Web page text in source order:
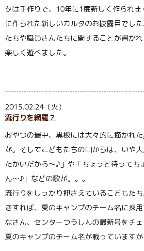
タは手作りで、10年に1度新しく作られ
に作られた新しいカルタのお披露目でし
たちや職員さんたちに関することが書か
楽しく遊べました。
2015.02.24（火）
流行りを網羅？
おやつの最中、黒板には大々的に描かれた
が。そしてこどもたちの口からは、いや
たかいだから〜♪」や「ちょっと待ってち
ん〜♪」などの歌が。。。
流行りをしっかり押さえているこどもた
きすれば、夏のキャンプのチーム名に採
なさん、センターつうしんの最新号をチ
夏のキャンプのチーム名が載っています